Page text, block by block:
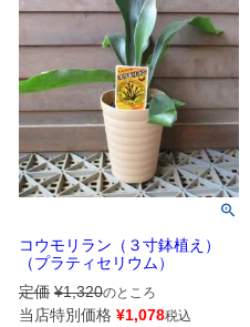
コウモリラン（３寸鉢植え）
（プラティセリウム）
定価 ¥1,320のところ
当店特別価格 ¥1,078税込